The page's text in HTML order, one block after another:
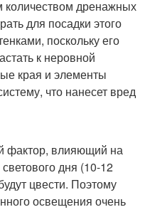
количеством дренажных
для посадки этого
поскольку его
к неровной
края и элементы
что нанесет вред
фактор, влияющий на
дня (10-12
цвести. Поэтому
освещения очень